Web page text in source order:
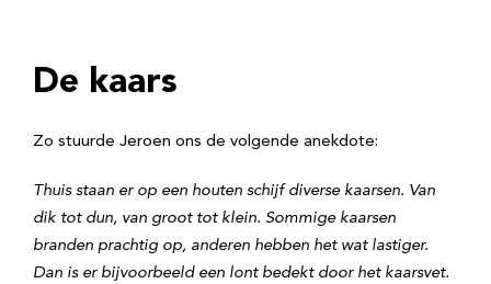
De kaars
Zo stuurde Jeroen ons de volgende anekdote:
Thuis staan er op een houten schijf diverse kaarsen. Van
dik tot dun, van groot tot klein. Sommige kaarsen
branden prachtig op, anderen hebben het wat lastiger.
Dan is er bijvoorbeeld een lont bedekt door het kaarsvet.